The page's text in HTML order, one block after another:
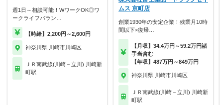
週1日～相談可能！WワークOK◎ワ
ークライフバラン…
【時給】2,200円～2,600円
神奈川県 川崎市川崎区
ＪＲ南武線(川崎－立川) 川崎新
町駅
ムス 京町店
創業1930年の安定企業！残業月10時
間以下×復帰…
【月収】34.4万円～59.2万円諸
手当含む
【年収】487万円～849万円
神奈川県 川崎市川崎区
ＪＲ南武線(川崎－立川) 川崎新
町駅